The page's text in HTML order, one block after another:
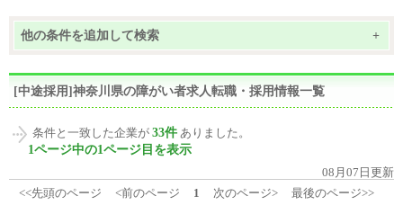
他の条件を追加して検索 +
[中途採用]神奈川県の障がい者求人転職・採用情報一覧
条件と一致した企業が 33件 ありました。
1ページ中の1ページ目を表示
08月07日更新
<<先頭のページ
<前のページ 1 次のページ> 最後のページ>>